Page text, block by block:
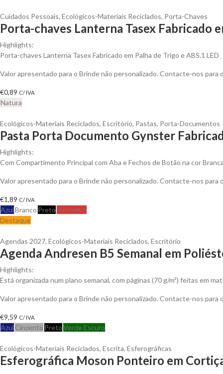
Cuidados Pessoais, Ecológicos-Materiais Reciclados, Porta-Chaves
Porta-chaves Lanterna Tasex Fabricado
Highlights:
Porta-chaves Lanterna Tasex Fabricado em Palha de Trigo e ABS.1 LED
Valor apresentado para o Brinde não personalizado. Contacte-nos
€0,89 C/ IVA
Natura
Ecológicos-Materiais Reciclados, Escritório, Pastas, Porta-Documentos
Pasta Porta Documento Gynster
Highlights:
Com Compartimento Principal com Aba e Fechos de Botão na cor
Valor apresentado para o Brinde não personalizado. Contacte-nos
€1,89 C/ IVA
AzulBranco PretoVermelho
Destaque
Agendas 2027, Ecológicos-Materiais Reciclados, Escritório
Agenda Andresen B5 Semanal em
Highlights:
Está organizada num plano semanal, com páginas (70 g/m²) feitas em
Valor apresentado para o Brinde não personalizado. Contacte-nos
€9,59 C/ IVA
Azul Cinzento PretoVerde Escuro
Ecológicos-Materiais Reciclados, Escrita, Esferográficas
Esferográfica Moson Ponteiro em